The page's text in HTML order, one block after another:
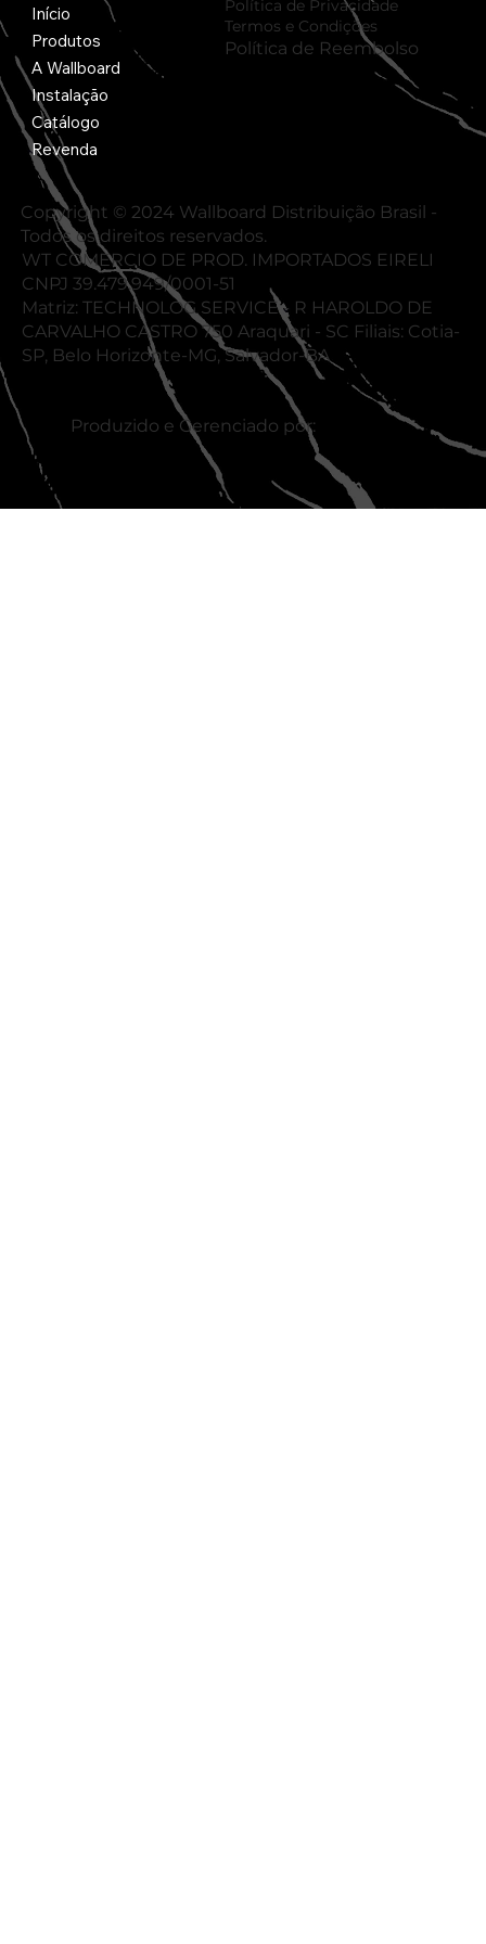
Produzido e Gerenciado por:
Política de Privacidade
Termos e Condições
Política de Reembolso
Início
Produtos
A Wallboard
Instalação
Catálogo
Revenda
Copyright © 2024 Wallboard Distribuição Brasil -
Todos os direitos reservados.
WT COMERCIO DE PROD. IMPORTADOS EIRELI
CNPJ 39.479.949/0001-51
Matriz: TECHNOLOG SERVICE - R HAROLDO DE
CARVALHO CASTRO 750 Araquari - SC Filiais: Cotia-
SP, Belo Horizonte-MG, Salvador-BA